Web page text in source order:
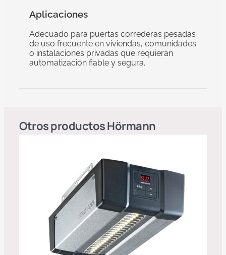
Aplicaciones
Adecuado para puertas correderas pesadas
de uso frecuente en viviendas, comunidades
o instalaciones privadas que requieran
automatización fiable y segura.
Otros productosHörmann